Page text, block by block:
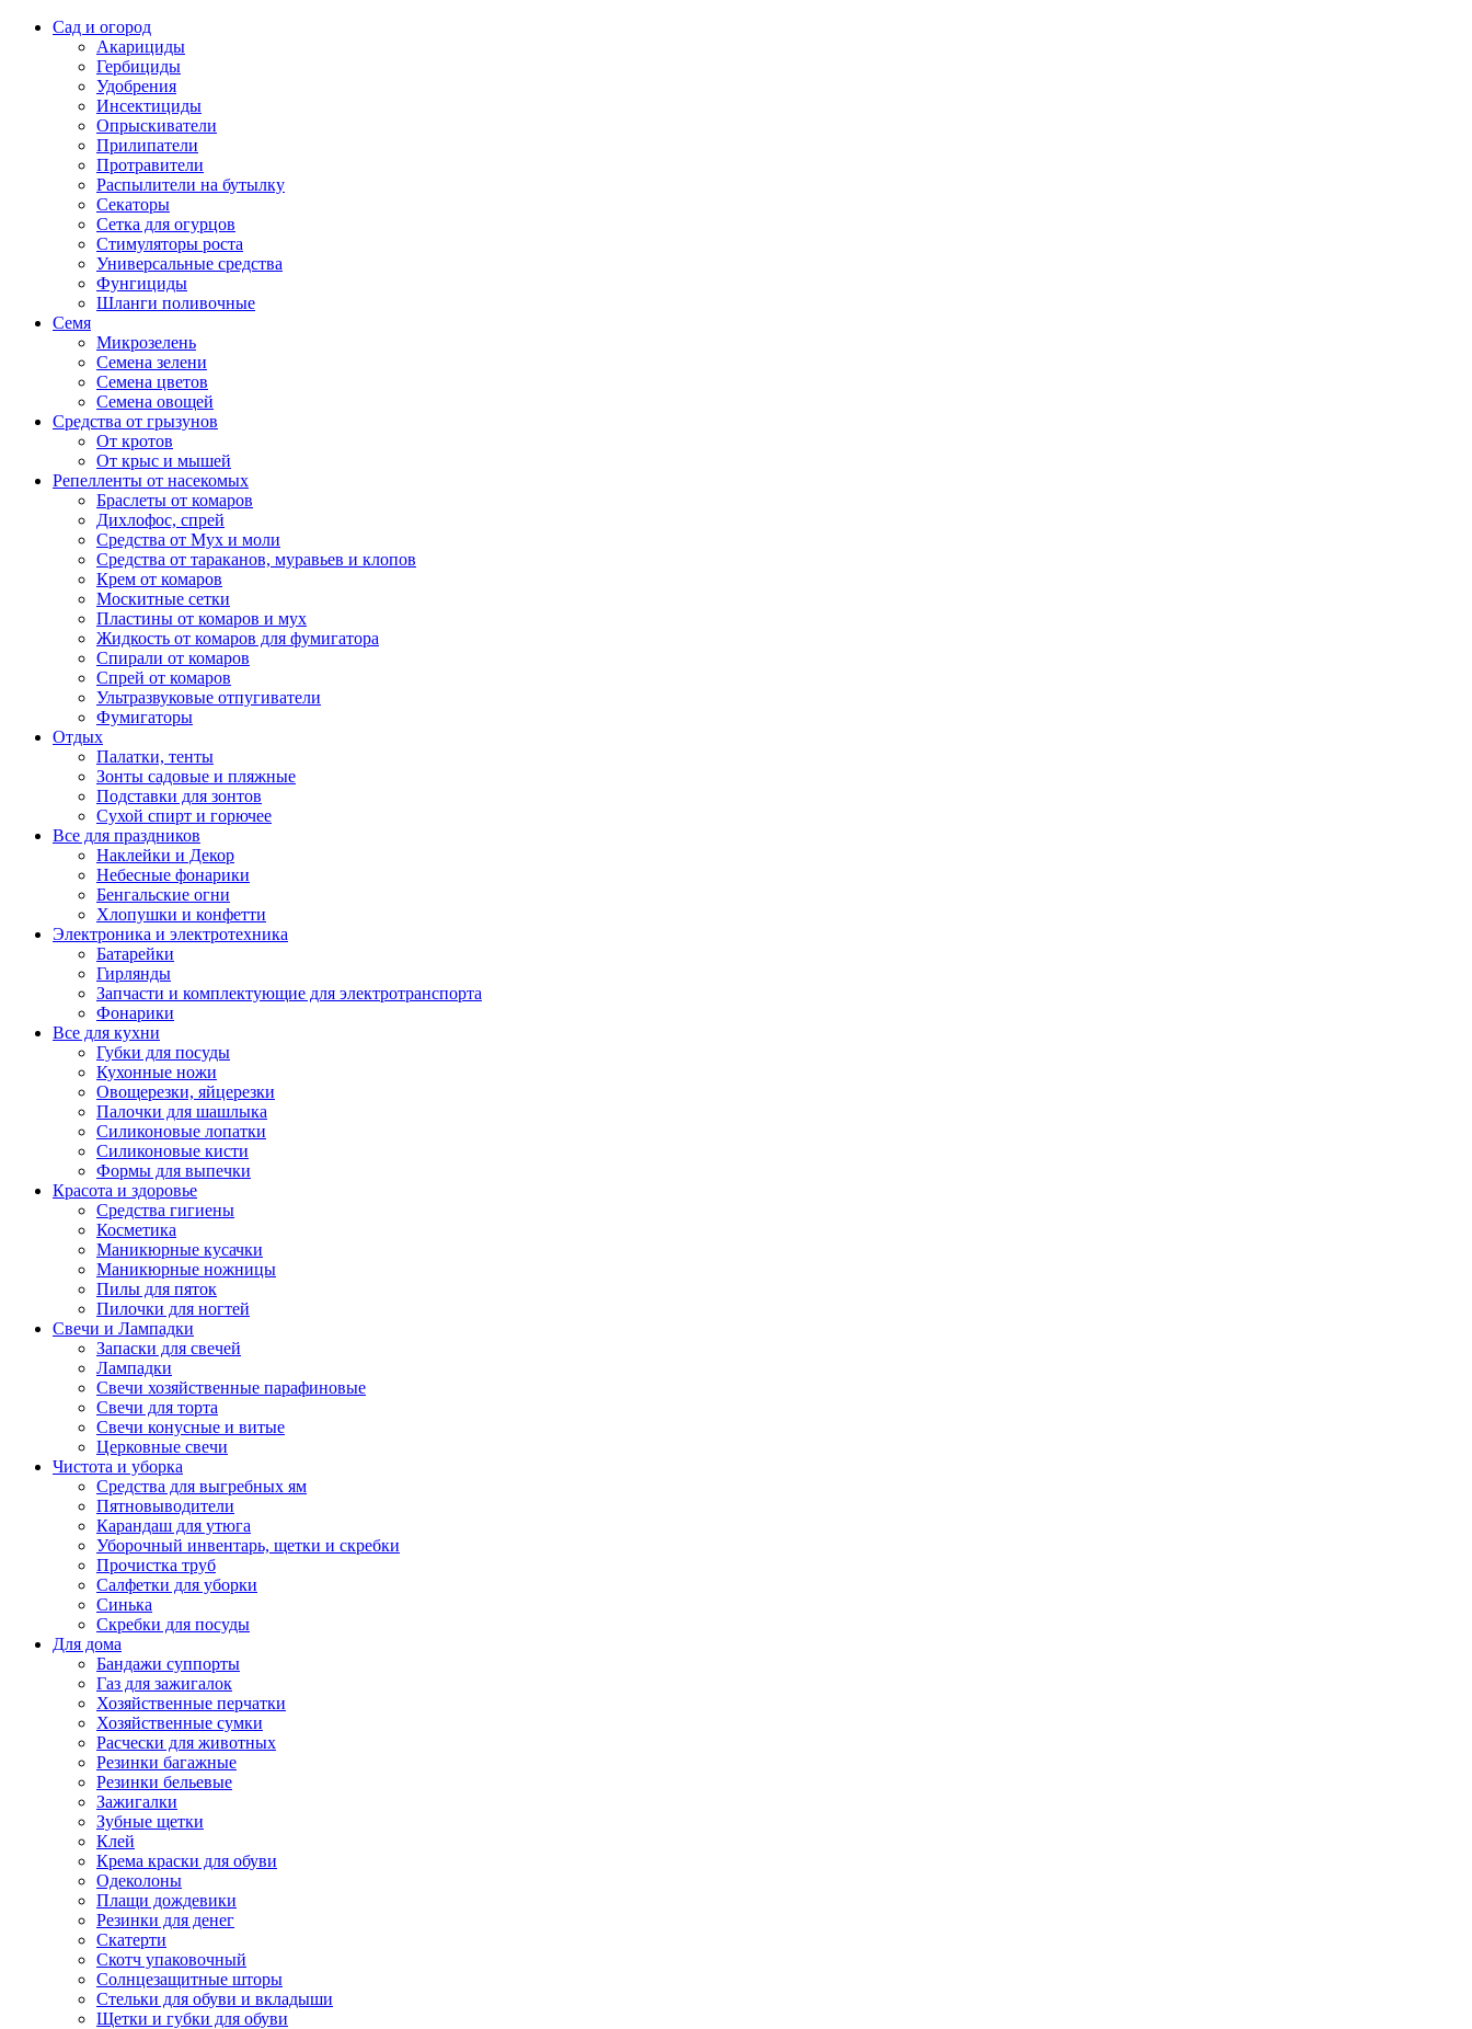
Сад и огород
Акарициды
Гербициды
Удобрения
Инсектициды
Опрыскиватели
Прилипатели
Протравители
Распылители на бутылку
Секаторы
Сетка для огурцов
Стимуляторы роста
Универсальные средства
Фунгициды
Шланги поливочные
Семя
Микрозелень
Семена зелени
Семена цветов
Семена овощей
Средства от грызунов
От кротов
От крыс и мышей
Репелленты от насекомых
Браслеты от комаров
Дихлофос, спрей
Средства от Мух и моли
Средства от тараканов, муравьев и клопов
Крем от комаров
Москитные сетки
Пластины от комаров и мух
Жидкость от комаров для фумигатора
Спирали от комаров
Спрей от комаров
Ультразвуковые отпугиватели
Фумигаторы
Отдых
Палатки, тенты
Зонты садовые и пляжные
Подставки для зонтов
Сухой спирт и горючее
Все для праздников
Наклейки и Декор
Небесные фонарики
Бенгальские огни
Хлопушки и конфетти
Электроника и электротехника
Батарейки
Гирлянды
Запчасти и комплектующие для электротранспорта
Фонарики
Все для кухни
Губки для посуды
Кухонные ножи
Овощерезки, яйцерезки
Палочки для шашлыка
Силиконовые лопатки
Силиконовые кисти
Формы для выпечки
Красота и здоровье
Средства гигиены
Косметика
Маникюрные кусачки
Маникюрные ножницы
Пилы для пяток
Пилочки для ногтей
Свечи и Лампадки
Запаски для свечей
Лампадки
Свечи хозяйственные парафиновые
Свечи для торта
Свечи конусные и витые
Церковные свечи
Чистота и уборка
Средства для выгребных ям
Пятновыводители
Карандаш для утюга
Уборочный инвентарь, щетки и скребки
Прочистка труб
Салфетки для уборки
Синька
Скребки для посуды
Для дома
Бандажи суппорты
Газ для зажигалок
Хозяйственные перчатки
Хозяйственные сумки
Расчески для животных
Резинки багажные
Резинки бельевые
Зажигалки
Зубные щетки
Клей
Крема краски для обуви
Одеколоны
Плащи дождевики
Резинки для денег
Скатерти
Скотч упаковочный
Солнцезащитные шторы
Стельки для обуви и вкладыши
Щетки и губки для обуви